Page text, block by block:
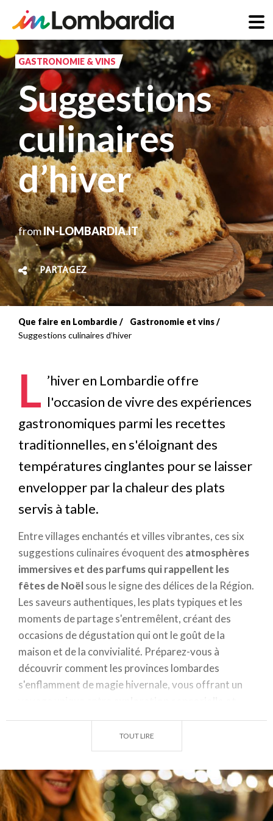
Aller
au
contenu
principal
GASTRONOMIE & VINS
Suggestions
culinaires
d’hiver
fromIN-LOMBARDIA.IT
PARTAGEZ
Fil
Que faire en Lombardie
Gastronomie et vins
Suggestions culinaires d’hiver
L ’hiver en Lombardie offre
l'occasion de vivre des expériences
gastronomiques parmi les recettes
traditionnelles, en s'éloignant des
températures cinglantes pour se laisser
envelopper par la chaleur des plats
servis à table.
Entre villages enchantés et villes vibrantes, ces six
suggestions culinaires évoquent des atmosphères
immersives et des parfums qui rappellent les
fêtes de Noëlsous le signe des délices de la Région.
Les saveurs authentiques, les plats typiques et les
moments de partage s'entremêlent, créant des
occasions de dégustation qui ont le goût de la
maison et de la convivialité. Préparez-vous à
découvrir comment les provinces lombardes
s'enflamment de magie hivernale, vous offrant un
goût.
DU VIN CHAUD DANS LES CAVES (OLTREPÒ
L’Oltrepò Pavese est le berceau d'uneancienne
tradition viticole, liée à la culture paysanne et
TOUT LIRE